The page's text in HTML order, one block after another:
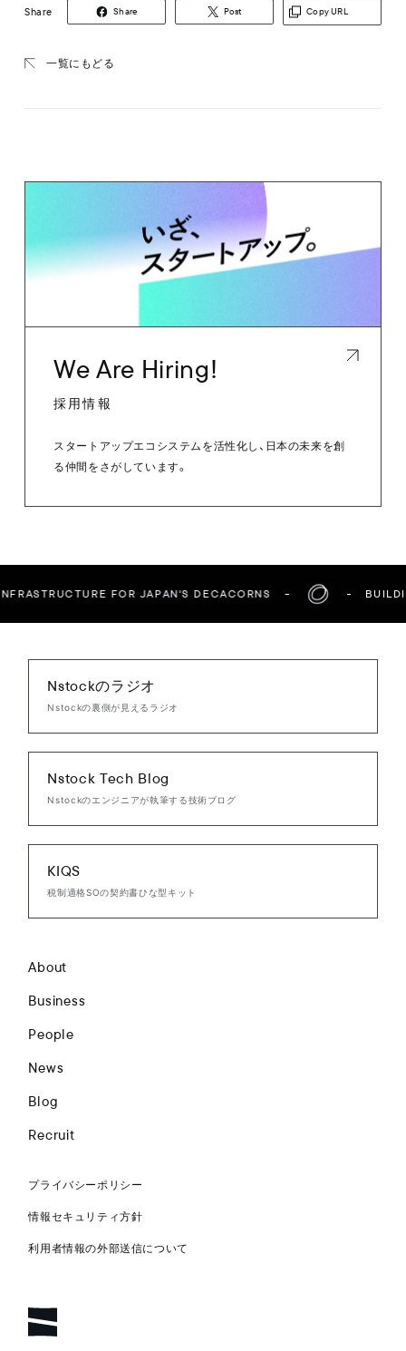
一覧にもどる
Share Share Post Copy URL
We Are Hiring!
採用情報
スタートアップエコシステムを活性化し、日本の未来を創
る仲間をさがしています。
FOR JAPAN'S DECACORNS
About
Business
People
News
Blog
Recruit
プライバシーポリシー
情報セキュリティ方針
利用者情報の外部送信について
Nstockのラジオ
Nstockの裏側が見えるラジオ
Nstock Tech Blog
Nstockのエンジニアが執筆する技術ブログ
KIQS
税制適格SOの契約書ひな型キット